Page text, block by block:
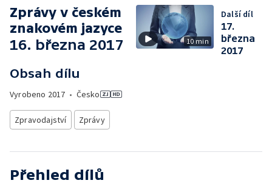
Zprávy v českém
znakovém jazyce
16. března 2017
Obsah dílu
Vyrobeno 2017 • Česko
Zpravodajství Zprávy
10 min
Další díl
17.
března
2017
Přehled dílů